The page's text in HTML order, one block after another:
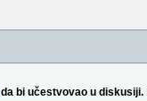
da bi učestvovao u diskusiji.